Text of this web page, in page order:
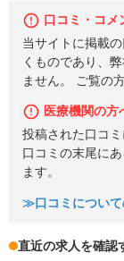
口コミ・コメ
当サイトに掲載
くものであり、
ません。 ご覧の
医療機関の方
投稿された口コ
口コミの末尾に
ます。
≫口コミについて
直近の求人を確認